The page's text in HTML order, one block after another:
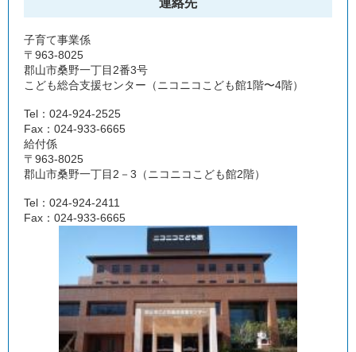
子育て事業係
〒963-8025
郡山市桑野一丁目2番3号
こども総合支援センター（ニコニコこども館1階〜4階）
Tel：024-924-2525
Fax：024-933-6665
給付係
〒963-8025
郡山市桑野一丁目2－3（ニコニコこども館2階）
Tel：024-924-2411
Fax：024-933-6665